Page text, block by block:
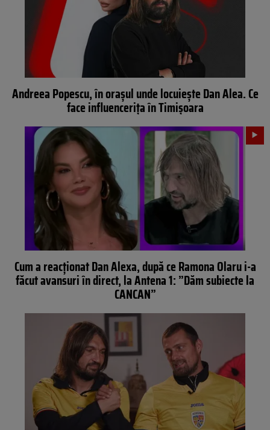
Andreea Popescu, în orașul unde locuiește Dan Alea. Ce
face influencerița în Timișoara
Cum a reacționat Dan Alexa, după ce Ramona Olaru i-a
făcut avansuri în direct, la Antena 1: ”Dăm subiecte la
CANCAN”